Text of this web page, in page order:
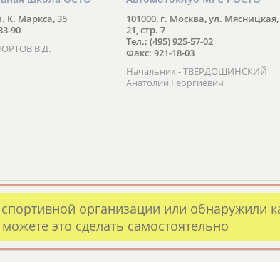
К. Маркса, 35
90
В.Д.
101000, г. Москва, ул. Мясницкая,
21, стр. 7
Тел.: (495) 925-57-02
Факс: 921-18-03
Начальник - ТВЕРДОШИНСКИЙ
Анатолий Георгиевич
организации или обнаружили
это сделать самостоятельно